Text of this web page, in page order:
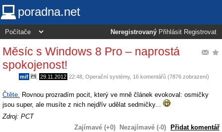
poradna.net
Neregistrovaný Přihlásit Registrovat
Měsíc s Windows 8 Pro – naprostá
spokojenost!
mif 29.11.2012 22:48 Operační systémy, 16 komentářů (7876 zobrazení)
Čtěte. Rovnou prozradím pocit, který ve mně článek evokoval: osmičky
jsou super, ale musíte z nich nejdřív udělat sedmičky...
Zdroj: PCT
Zajímavé (+0)
Nezajímavé (-0) Přidat komentář